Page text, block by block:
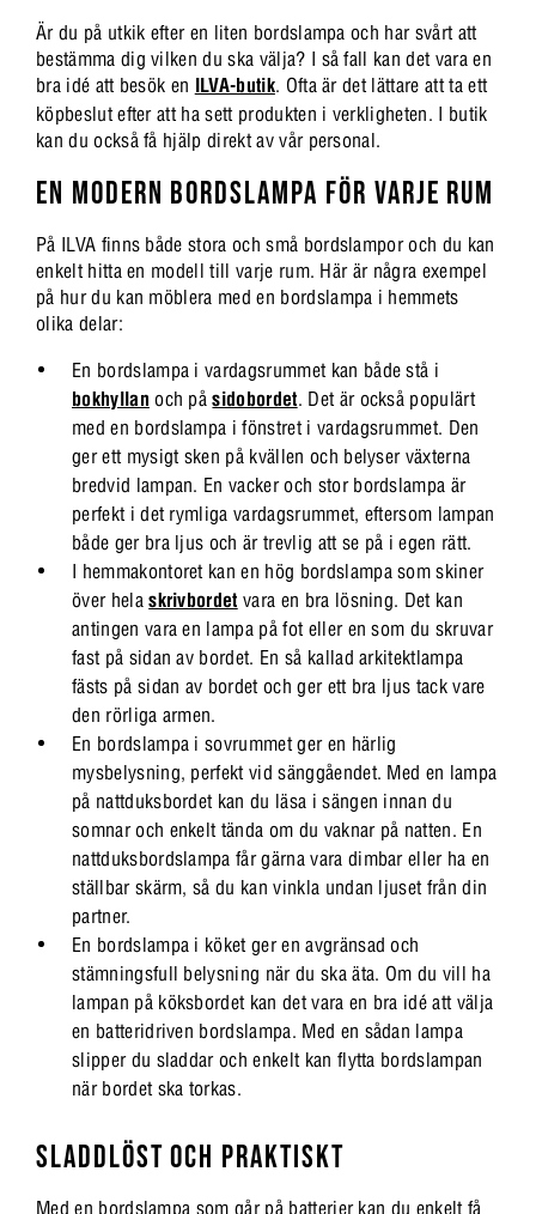
Är du på utkik efter en liten bordslampa och har svårt att
bestämma dig vilken du ska välja? I så fall kan det vara en
bra idé att besök en ILVA-butik. Ofta är det lättare att ta ett
köpbeslut efter att ha sett produkten i verkligheten. I butik
kan du också få hjälp direkt av vår personal.
EN MODERN BORDSLAMPA FÖR VARJE RUM
På ILVA finns både stora och små bordslampor och du kan
enkelt hitta en modell till varje rum. Här är några exempel
på hur du kan möblera med en bordslampa i hemmets
olika delar:
En bordslampa i vardagsrummet kan både stå i
bokhyllan och påsidobordet. Det är också populärt
med en bordslampa i fönstret i vardagsrummet. Den
ger ett mysigt sken på kvällen och belyser växterna
bredvid lampan. En vacker och stor bordslampa är
perfekt i det rymliga vardagsrummet, eftersom lampan
både ger bra ljus och är trevlig att se på i egen rätt.
I hemmakontoret kan en hög bordslampa som skiner
över helaskrivbordet vara en bra lösning. Det kan
antingen vara en lampa på fot eller en som du skruvar
fast på sidan av bordet. En så kallad arkitektlampa
fästs på sidan av bordet och ger ett bra ljus tack vare
den rörliga armen.
En bordslampa i sovrummet ger en härlig
mysbelysning, perfekt vid sänggåendet. Med en lampa
på nattduksbordet kan du läsa i sängen innan du
somnar och enkelt tända om du vaknar på natten. En
nattduksbordslampa får gärna vara dimbar eller ha en
ställbar skärm, så du kan vinkla undan ljuset från din
partner.
En bordslampa i köket ger en avgränsad och
stämningsfull belysning när du ska äta. Om du vill ha
lampan på köksbordet kan det vara en bra idé att välja
en batteridriven bordslampa. Med en sådan lampa
slipper du sladdar och enkelt kan flytta bordslampan
när bordet ska torkas.
SLADDLÖST OCH PRAKTISKT
Med en bordslampa som går på batterier kan du enkelt få